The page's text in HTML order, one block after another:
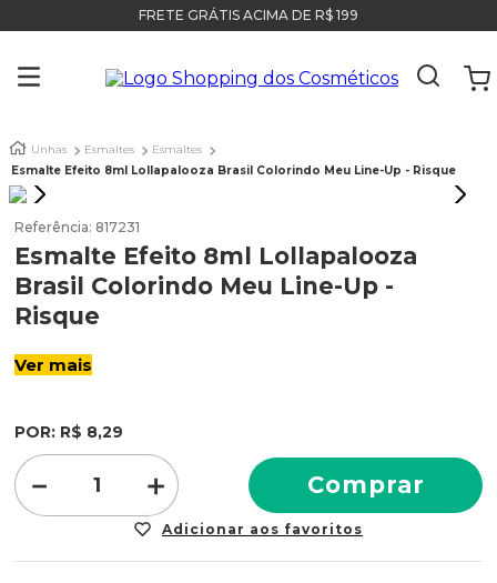
FRETE GRÁTIS ACIMA DE R$ 199
Unhas Esmaltes
Esmaltes
Esmalte Efeito 8ml Lollapalooza Brasil Colorindo Meu Line-Up - Risque
Referência: 817231
Esmalte Efeito 8ml Lollapalooza
Brasil Colorindo Meu Line-Up -
Risque
Ver mais
POR: R$ 8,29
＋
－ Comprar